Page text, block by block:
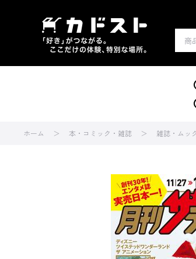
ホーム 本・コミック・雑誌 雑誌・ムッ